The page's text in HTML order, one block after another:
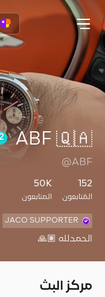
@ABF
152
المُتابعون
50K
المتابعون
JACO SUPPORTER
الحمدلله 🙏🏽
مركز البث